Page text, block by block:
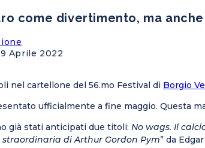
come divertimento, ma
Aprile 2022
nel cartellone del 56.mo Festival di Borgio
ufficialmente a fine maggio. Questa
già stati anticipati due titoli: No wags. Il
straordinaria di Arthur Gordon Pym” da